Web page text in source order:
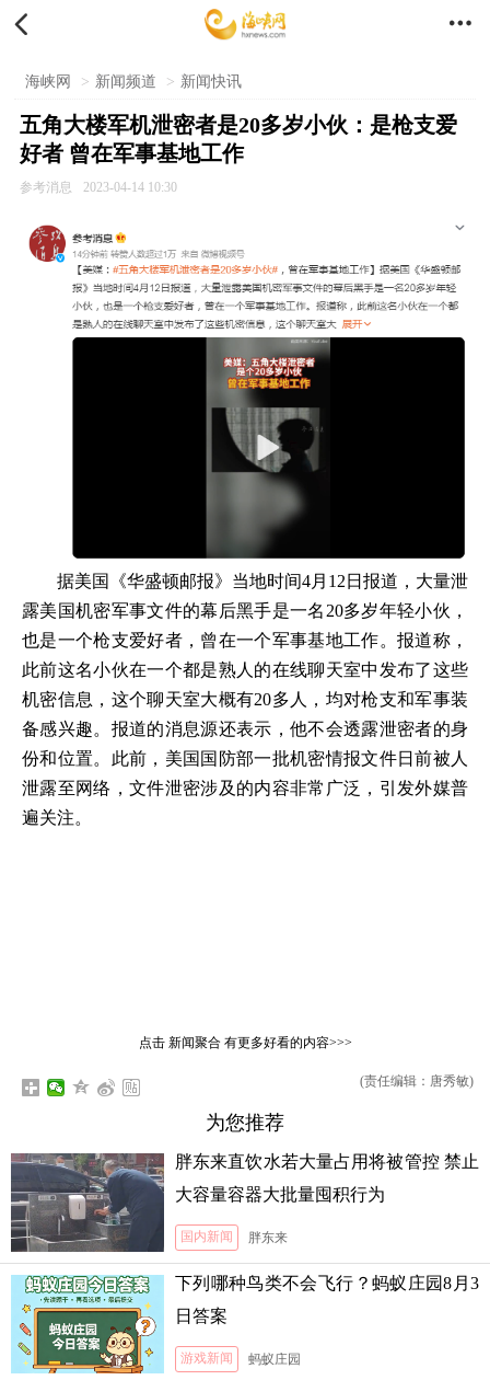
 
海峡网 > 新闻频道 > 新闻快讯
五角大楼军机泄密者是20多岁小伙：是枪支爱
好者 曾在军事基地工作
参考消息 2023-04-14 10:30
据美国《华盛顿邮报》当地时间4月12日报道，大量泄
露美国机密军事文件的幕后黑手是一名20多岁年轻小伙，
也是一个枪支爱好者，曾在一个军事基地工作。报道称，
此前这名小伙在一个都是熟人的在线聊天室中发布了这些
机密信息，这个聊天室大概有20多人，均对枪支和军事装
备感兴趣。报道的消息源还表示，他不会透露泄密者的身
份和位置。此前，美国国防部一批机密情报文件日前被人
泄露至网络，文件泄密涉及的内容非常广泛，引发外媒普
遍关注。
点击 新闻聚合有更多好看的内容>>>
(责任编辑：唐秀敏)
为您推荐
胖东来直饮水若大量占用将被管控 禁止
大容量容器大批量囤积行为
国内新闻 胖东来
下列哪种鸟类不会飞行？蚂蚁庄园8月3
日答案
游戏新闻 蚂蚁庄园